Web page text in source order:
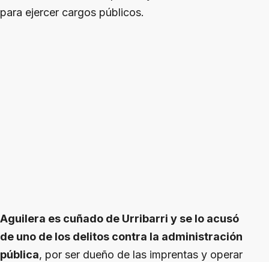
para ejercer cargos públicos.
Aguilera es cuñado de Urribarri y se lo acusó
de uno de los delitos contra la administración
pública, por ser dueño de las imprentas y operar